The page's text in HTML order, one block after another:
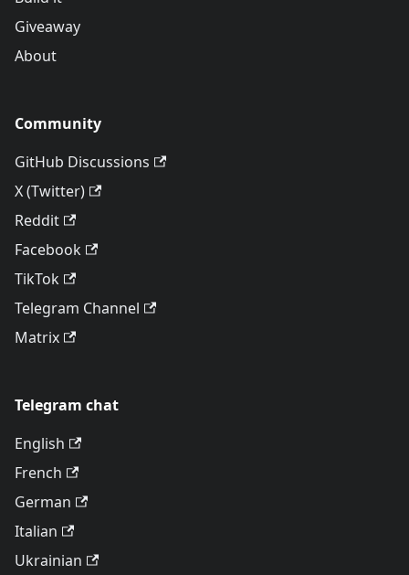
Giveaway
About
Community
GitHub Discussions
X (Twitter)
Reddit
Facebook
TikTok
Telegram Channel
Matrix
Telegram chat
English
French
German
Italian
Ukrainian